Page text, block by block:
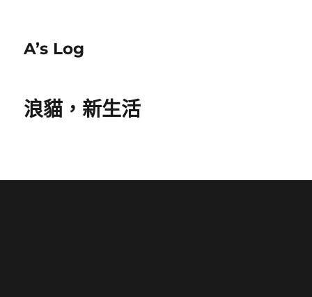
A’s Log
浪貓，新生活